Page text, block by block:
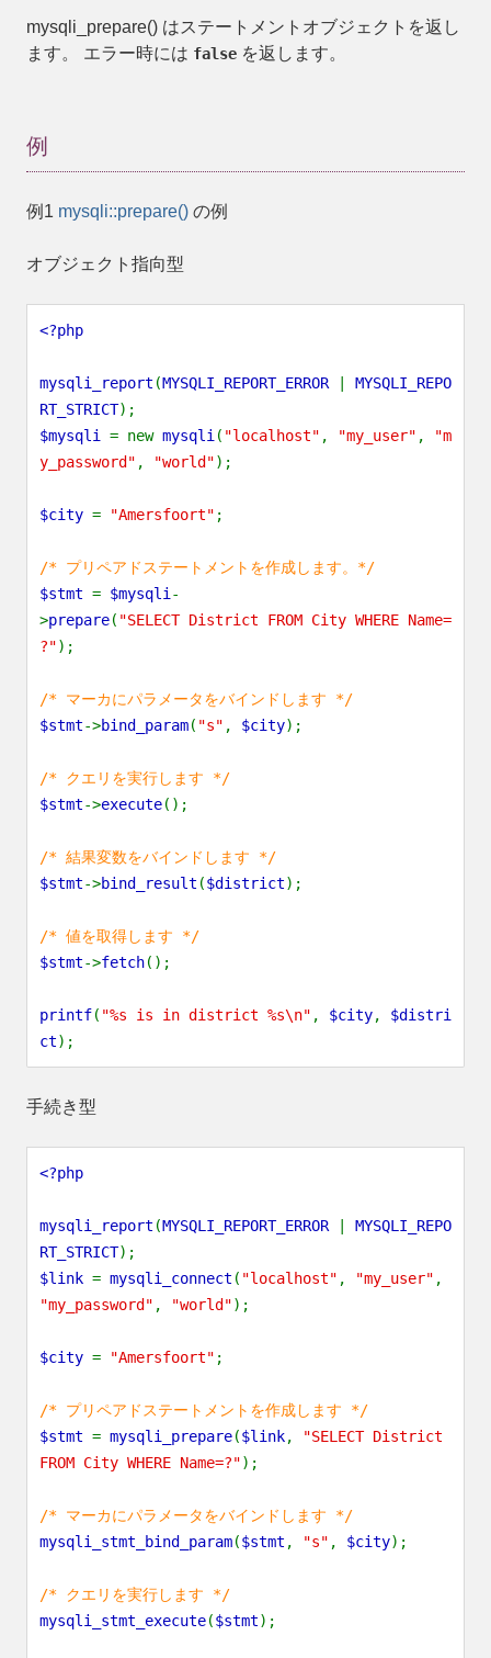
mysqli_prepare() はステートメントオブジェクトを返し
ます。 エラー時には false を返します。
例
例1 mysqli::prepare() の例
オブジェクト指向型
<?php
mysqli_report (MYSQLI_REPORT_ERROR
MYSQLI_REPO
RT_STRICT);
$mysqli = new mysqli ( "localhost" , "my_user" ,
"m
y_password" , "world");
$city = "Amersfoort" ;
/* プリペアドステートメントを作成します。*/
$stmt = $mysqli -
>prepare( "SELECT District FROM City WHERE Name=
?");
/* マーカにパラメータをバインドします */
$stmt->bind_param( "s" , $city);
/* クエリを実行します */
$stmt->execute();
/* 結果変数をバインドします */
$stmt->bind_result ($district);
/* 値を取得します */
$stmt->fetch();
printf( "%s is in district %s\n" , $city, $distri
ct);
手続き型
<?php
mysqli_report (MYSQLI_REPORT_ERROR
MYSQLI_REPO
RT_STRICT);
$link = mysqli_connect ( "localhost" , "my_user" ,
"my_password" , "world");
$city = "Amersfoort" ;
/* プリペアドステートメントを作成します */
$stmt = mysqli_prepare($link,
"SELECT District
FROM City WHERE Name=?");
/* マーカにパラメータをバインドします */
mysqli_stmt_bind_param($stmt , "s" , $city);
/* クエリを実行します */
mysqli_stmt_execute($stmt);